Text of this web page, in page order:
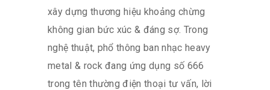
xây dựng thương hiệu khoảng chừng
không gian bức xúc & đáng sợ. Trong
nghệ thuật, phổ thông ban nhạc heavy
metal & rock đang ứng dụng số 666
trong tên thường điện thoại tư vấn, lời